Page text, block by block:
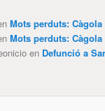
Mots perduts:
Mots perduts:
en Defunció a